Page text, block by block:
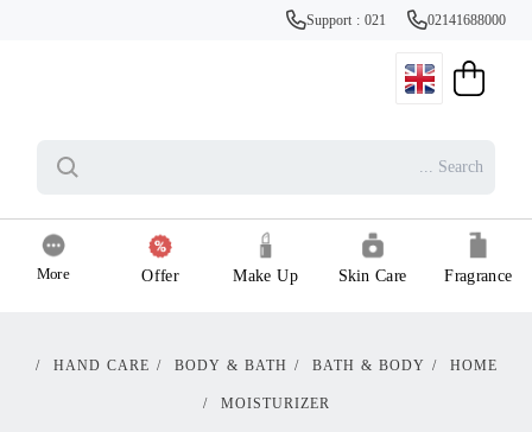
Support : 021 02141688000
Fragrance
Skin Care
Make Up
Offer
More
HOME
/
BATH & BODY
/
BODY & BATH
/
HAND CARE
/
MOISTURIZER
/